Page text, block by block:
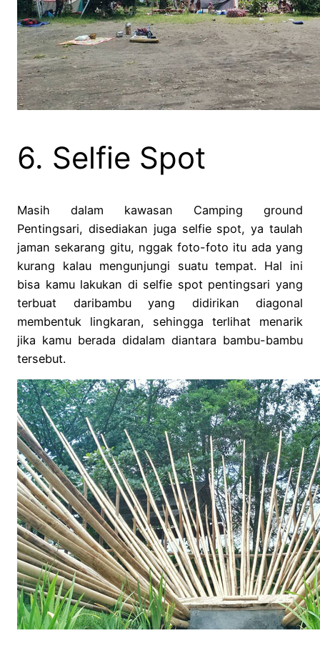
6. Selfie Spot
Masih dalam kawasan Camping ground
Pentingsari, disediakan juga selfie spot, ya taulah
jaman sekarang gitu, nggak foto-foto itu ada yang
kurang kalau mengunjungi suatu tempat. Hal ini
bisa kamu lakukan di selfie spot pentingsari yang
terbuat daribambu yang didirikan diagonal
membentuk lingkaran, sehingga terlihat menarik
jika kamu berada didalam diantara bambu-bambu
tersebut.